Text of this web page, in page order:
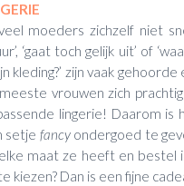
moeders zichzelf niet
‘gaat toch gelijk uit’ of
kleding?’ zijn vaak
vrouwen zich
lingerie! Daarom is
setje fancyondergoed te
maat ze heeft en bestel
kiezen? Dan is een fijne